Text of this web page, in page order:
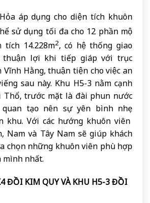
áp dụng cho diện tích khuôn
sử dụng tối đa cho 12 phần mộ
tích 14.228m2, có hệ thống giao
thuận lợi khi tiếp giáp với trục
Hằng, thuận tiện cho việc an
sau này. Khu H5-3 nằm cạnh
trước mặt là đài phun nước
tạo nên sự yên bình nhẹ
khu. Với các hướng khuôn viên
Nam và Tây Nam sẽ giúp khách
chọn những khuôn viên phù hợp
mình nhất.
ĐỒI KIM QUY VÀ KHU H5-3 ĐỒI